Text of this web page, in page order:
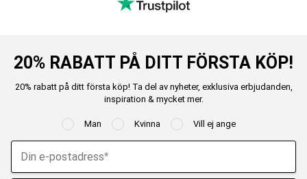
20% RABATT PÅ DITT FÖRSTA KÖP!
20% rabatt på ditt första köp! Ta del av nyheter, exklusiva erbjudanden,
inspiration & mycket mer.
Man Kvinna Vill ej ange